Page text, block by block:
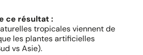
ce résultat :
tropicales viennent de
les plantes artificielles
vs Asie).